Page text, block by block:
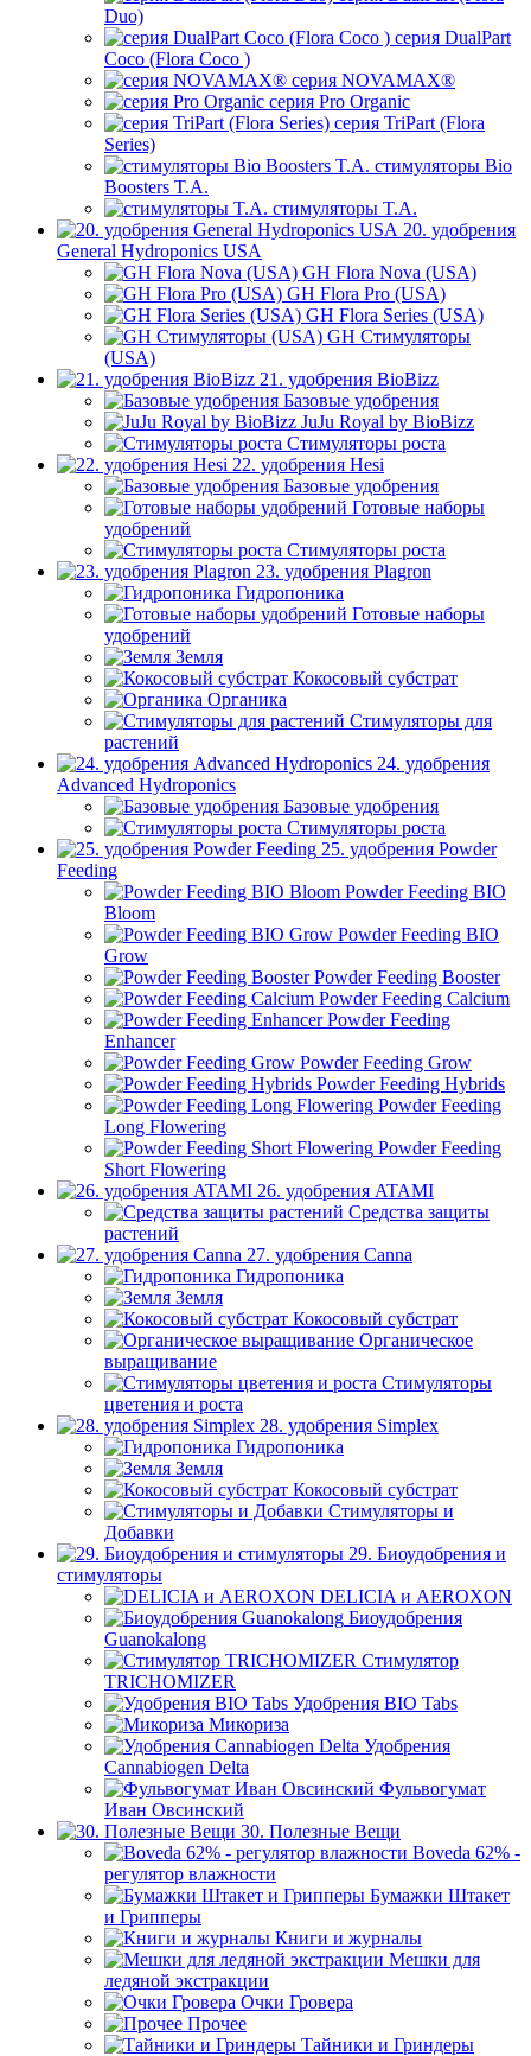
Duo)
серия DualPart
Coco (Flora Coco )
серия NOVAMAX®
серия Pro Organic
серия TriPart (Flora
Series)
стимуляторы Bio
Boosters T.A.
стимуляторы T.A.
20. удобрения
General Hydroponics USA
GH Flora Nova (USA)
GH Flora Pro (USA)
GH Flora Series (USA)
GH Стимуляторы
(USA)
21. удобрения BioBizz
Базовые удобрения
JuJu Royal by BioBizz
Стимуляторы роста
22. удобрения Hesi
Базовые удобрения
Готовые наборы
удобрений
Стимуляторы роста
23. удобрения Plagron
Гидропоника
Готовые наборы
удобрений
Земля
Кокосовый субстрат
Органика
Стимуляторы для
растений
24. удобрения
Advanced Hydroponics
Базовые удобрения
Стимуляторы роста
25. удобрения Powder
Feeding
Powder Feeding BIO
Bloom
Powder Feeding BIO
Grow
Powder Feeding Booster
Powder Feeding Calcium
Powder Feeding
Enhancer
Powder Feeding Grow
Powder Feeding Hybrids
Powder Feeding
Long Flowering
Powder Feeding
Short Flowering
26. удобрения ATAMI
Средства защиты
растений
27. удобрения Canna
Гидропоника
Земля
Кокосовый субстрат
Органическое
выращивание
Стимуляторы
цветения и роста
28. удобрения Simplex
Гидропоника
Земля
Кокосовый субстрат
Стимуляторы и
Добавки
29. Биоудобрения и
стимуляторы
DELICIA и AEROXON
Биоудобрения
Guanokalong
Стимулятор
TRICHOMIZER
Удобрения BIO Tabs
Микориза
Удобрения
Cannabiogen Delta
Фульвогумат
Иван Овсинский
30. Полезные Вещи
Boveda 62% -
регулятор влажности
Бумажки Штакет
и Грипперы
Книги и журналы
Мешки для
ледяной экстракции
Очки Гровера
Прочее
Тайники и Гриндеры